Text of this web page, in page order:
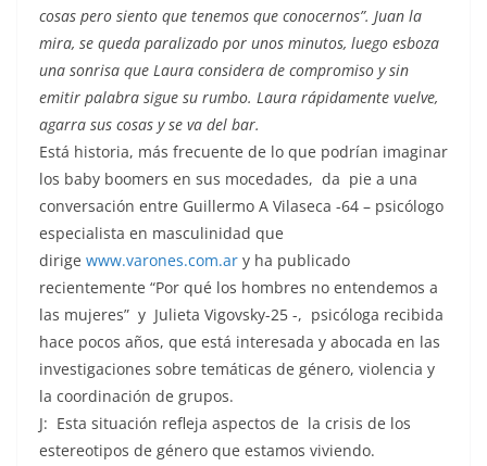
cosas pero siento que tenemos que conocernos”. Juan la
mira, se queda paralizado por unos minutos, luego esboza
una sonrisa que Laura considera de compromiso y sin
emitir palabra sigue su rumbo. Laura rápidamente vuelve,
agarra sus cosas y se va del bar.
Está historia, más frecuente de lo que podrían imaginar
los baby boomers en sus mocedades, da pie a una
conversación entre Guillermo A Vilaseca -64 – psicólogo
especialista en masculinidad que
dirige www.varones.com.ar y ha publicado
recientemente “Por qué los hombres no entendemos a
las mujeres” y Julieta Vigovsky-25 -, psicóloga recibida
hace pocos años, que está interesada y abocada en las
investigaciones sobre temáticas de género, violencia y
la coordinación de grupos.
J: Esta situación refleja aspectos de la crisis de los
estereotipos de género que estamos viviendo.